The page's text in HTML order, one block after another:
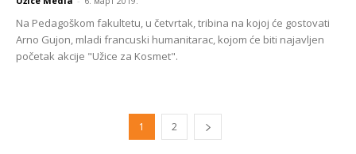
Na Pedagoškom fakultetu, u četvrtak, tribina na kojoj će gostovati
Arno Gujon, mladi francuski humanitarac, kojom će biti najavljen
početak akcije "Užice za Kosmet".
1 2